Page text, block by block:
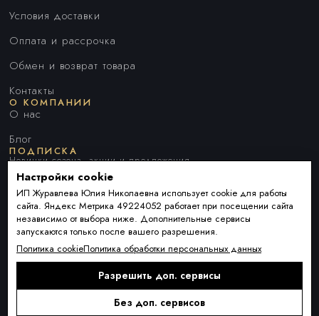
Условия доставки
Оплата и рассрочка
Обмен и возврат товара
Контакты
О КОМПАНИИ
О нас
Блог
ПОДПИСКА
Новинки сезона, акции и предложения
Я ДАЮ СОГЛАСИЕ НА ОБРАБОТКУ ПЕРСОНАЛЬНЫХ ДАННЫХ И
СОГЛАШАЮСЬ СПОЛИТИКОЙ ОБРАБОТКИ ПЕРСОНАЛЬНЫХ
ДАННЫХ
Подписаться
Настройки cookie
ИП Журавлева Юлия Николаевна использует cookie для работы
сайта. Яндекс Метрика 49224052 работает при посещении сайта
независимо от выбора ниже. Дополнительные сервисы
запускаются только после вашего разрешения.
Политика cookieПолитика обработки персональных данных
Разрешить доп. сервисы
Без доп. сервисов